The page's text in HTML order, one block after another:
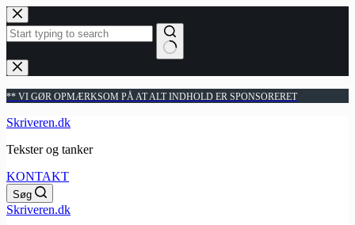
Fortsæt
til
indhold
Ingen
resultater
** VI GØR OPMÆRKSOM PÅ AT ALT INDHOLD ER SPONSORERET
Skriveren.dk
Tekster og tanker
KONTAKT
Søg
Skriveren.dk